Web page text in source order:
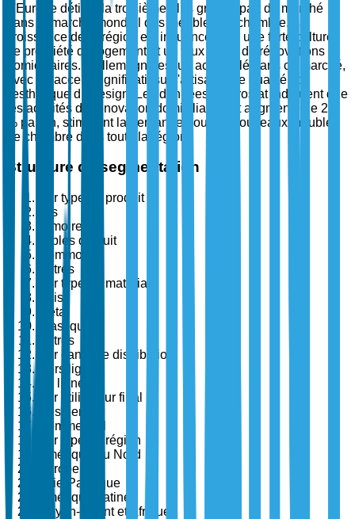
L'Europe détient la troisième plus grande part de marché
dans le marché mondial des meubles de chambre. La
croissance de la région est influencée par une forte culture
de propriété de logement et un taux élevé de rénovations
domiciliaires. L'Allemagne est un acteur clé dans ce marché,
avec un accent significatif sur l'artisanat de qualité et
l'esthétique du design. Les données d'Eurostat indiquent que
les activités de rénovation domiciliaire ont augmenté de 2,5
% par an, stimulant la demande pour de nouveaux meubles
de chambre dans toute la région.
Structure de segmentation
Par type de produit
Lits
Armoires
Tables de nuit
Commode
Autres
Par type de matériau
Bois
Métal
Plastique
Autres
Par canal de distribution
Hors ligne
En ligne
Par utilisateur final
Résidentiel
Commercial
Par type de région
Amérique du Nord
Europe
Asie-Pacifique
Amérique Latine
Moyen-Orient et Afrique